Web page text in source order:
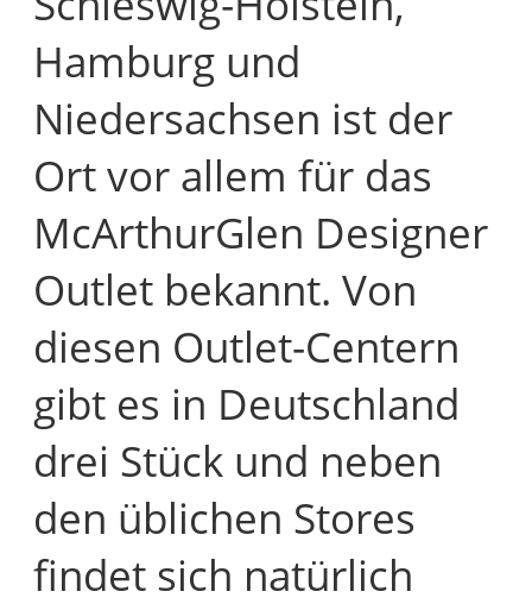
Hamburg und
Niedersachsen ist der
Ort vor allem für das
McArthurGlen Designer
Outlet bekannt. Von
diesen Outlet-Centern
gibt es in Deutschland
drei Stück und neben
den üblichen Stores
findet sich natürlich